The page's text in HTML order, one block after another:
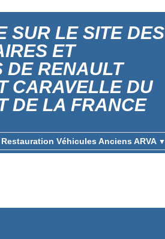
SUR LE SITE DES
ET
DE RENAULT
CARAVELLE DU
DE LA FRANCE
Véhicules Anciens ARVA ▼